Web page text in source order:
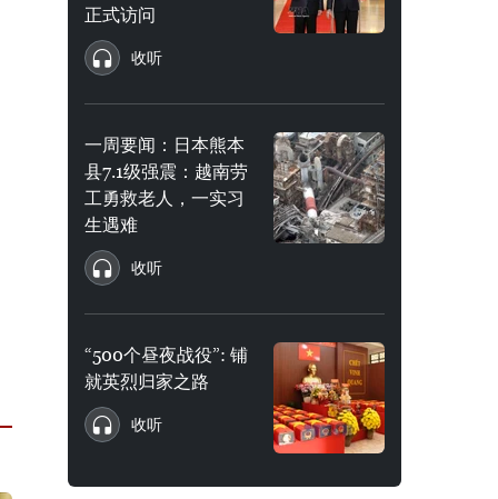
正式访问
收听
一周要闻：日本熊本
县7.1级强震：越南劳
工勇救老人，一实习
生遇难
收听
“500个昼夜战役”: 铺
就英烈归家之路
收听